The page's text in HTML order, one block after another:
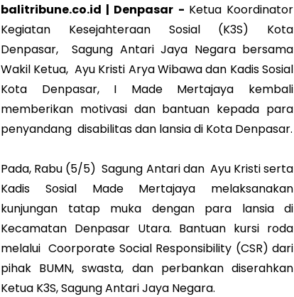
balitribune.co.id | Denpasar - Ketua Koordinator
Kegiatan Kesejahteraan Sosial (K3S) Kota
Denpasar, Sagung Antari Jaya Negara bersama
Wakil Ketua, Ayu Kristi Arya Wibawa dan Kadis Sosial
Kota Denpasar, I Made Mertajaya kembali
memberikan motivasi dan bantuan kepada para
penyandang disabilitas dan lansia di Kota Denpasar.
Pada, Rabu (5/5) Sagung Antari dan Ayu Kristi serta
Kadis Sosial Made Mertajaya melaksanakan
kunjungan tatap muka dengan para lansia di
Kecamatan Denpasar Utara. Bantuan kursi roda
melalui Coorporate Social Responsibility (CSR) dari
pihak BUMN, swasta, dan perbankan diserahkan
Ketua K3S, Sagung Antari Jaya Negara.